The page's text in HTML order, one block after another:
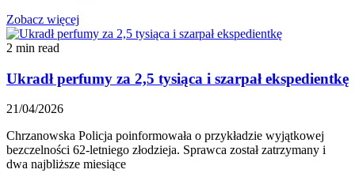
Zobacz więcej
2 min read
Ukradł perfumy za 2,5 tysiąca i szarpał ekspedientkę
21/04/2026
Chrzanowska Policja poinformowała o przykładzie wyjątkowej
bezczelności 62-letniego złodzieja. Sprawca został zatrzymany i
dwa najbliższe miesiące